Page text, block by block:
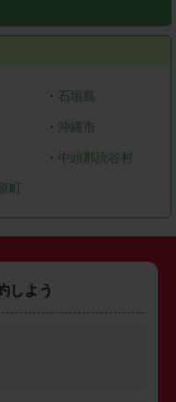
・ 石垣島
・沖縄市
・ 中頭郡読谷村
町
しよう